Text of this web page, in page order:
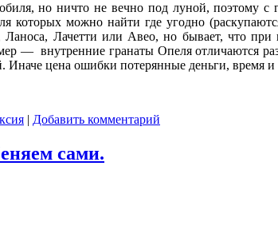
но ничто не вечно под луной, поэтому
которых можно найти где угодно
Лачетти или Авео, но бывает, что
— внутренние гранаты Опеля отличаются
Иначе цена ошибки потерянные деньги, время и
| Добавить комментарий
сами.